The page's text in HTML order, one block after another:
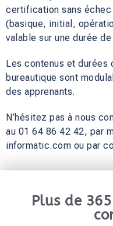
certification sans
(basique, initial,
valable sur une durée de
Les contenus et durées
bureautique sont
des apprenants.
N’hésitez pas à nous
au 01 64 86 42 42, par
informatic.com ou par
Plus de